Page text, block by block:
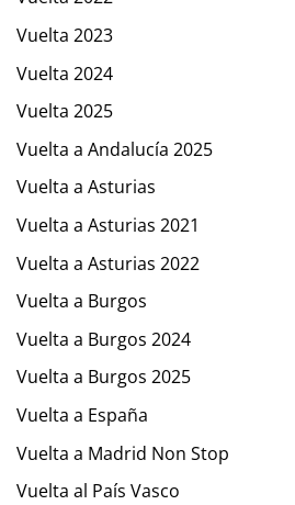
Vuelta 2023
Vuelta 2024
Vuelta 2025
Vuelta a Andalucía 2025
Vuelta a Asturias
Vuelta a Asturias 2021
Vuelta a Asturias 2022
Vuelta a Burgos
Vuelta a Burgos 2024
Vuelta a Burgos 2025
Vuelta a España
Vuelta a Madrid Non Stop
Vuelta al País Vasco